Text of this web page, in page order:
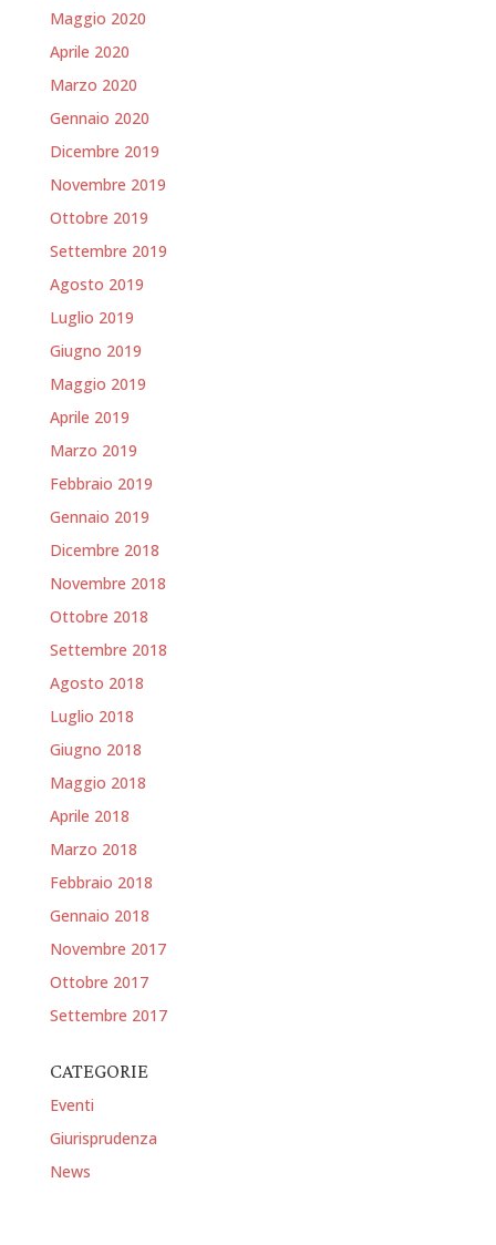
Maggio 2020
Aprile 2020
Marzo 2020
Gennaio 2020
Dicembre 2019
Novembre 2019
Ottobre 2019
Settembre 2019
Agosto 2019
Luglio 2019
Giugno 2019
Maggio 2019
Aprile 2019
Marzo 2019
Febbraio 2019
Gennaio 2019
Dicembre 2018
Novembre 2018
Ottobre 2018
Settembre 2018
Agosto 2018
Luglio 2018
Giugno 2018
Maggio 2018
Aprile 2018
Marzo 2018
Febbraio 2018
Gennaio 2018
Novembre 2017
Ottobre 2017
Settembre 2017
CATEGORIE
Eventi
Giurisprudenza
News